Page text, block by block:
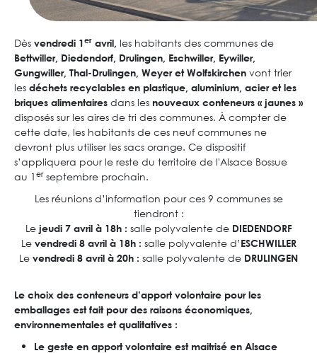
Dès vendredi 1er avril, les habitants des communes de
Bettwiller, Diedendorf, Drulingen, Eschwiller, Eywiller,
Gungwiller, Thal-Drulingen, Weyer et Wolfskirchen vont trier
les déchets recyclables en plastique, aluminium, acier et les
briques alimentaires dans les nouveaux conteneurs « jaunes »
disposés sur les aires de tri des communes. À compter de
cette date, les habitants de ces neuf communes ne
devront plus utiliser les sacs orange. Ce dispositif
s’appliquera pour le reste du territoire de l'Alsace Bossue
au 1erseptembre prochain.
Les réunions d’information pour ces 9 communes se
tiendront :
Le jeudi 7 avril à 18h : salle polyvalente de DIEDENDORF
Le vendredi 8 avril à 18h : salle polyvalente d’ESCHWILLER
Le vendredi 8 avril à 20h : salle polyvalente de DRULINGEN
Le choix des conteneurs d’apport volontaire pour les
emballages est fait pour des raisons économiques,
environnementales et qualitatives :
Le geste en apport volontaire est maitrisé en Alsace